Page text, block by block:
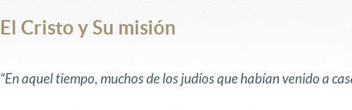
El Cristo y Su misión
“En aquel tiempo, muchos de los judíos que habían venido a